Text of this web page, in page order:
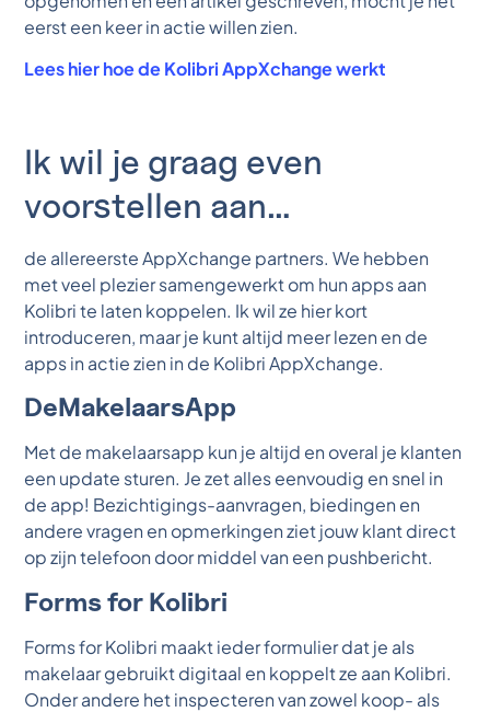
eerst een keer in actie willen zien.
Lees hier hoe de Kolibri AppXchange werkt
Ik wil je graag even
voorstellen aan…
de allereerste AppXchange partners. We hebben
met veel plezier samengewerkt om hun apps aan
Kolibri te laten koppelen. Ik wil ze hier kort
introduceren, maar je kunt altijd meer lezen en de
apps in actie zien in de Kolibri AppXchange.
DeMakelaarsApp
Met de makelaarsapp kun je altijd en overal je klanten
een update sturen. Je zet alles eenvoudig en snel in
de app! Bezichtigings-aanvragen, biedingen en
andere vragen en opmerkingen ziet jouw klant direct
op zijn telefoon door middel van een pushbericht.
Forms for Kolibri
Forms for Kolibri maakt ieder formulier dat je als
makelaar gebruikt digitaal en koppelt ze aan Kolibri.
Onder andere het inspecteren van zowel koop- als